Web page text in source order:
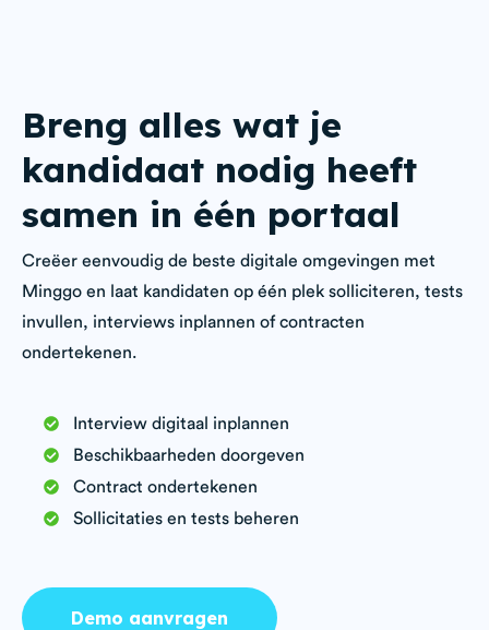
Breng alles wat je
kandidaat nodig heeft
samen in één portaal
Creëer eenvoudig de beste digitale omgevingen met
Minggo en laat kandidaten op één plek solliciteren, tests
invullen, interviews inplannen of contracten
ondertekenen.
Interview digitaal inplannen
Beschikbaarheden doorgeven
Contract ondertekenen
Sollicitaties en tests beheren
Demo aanvragen